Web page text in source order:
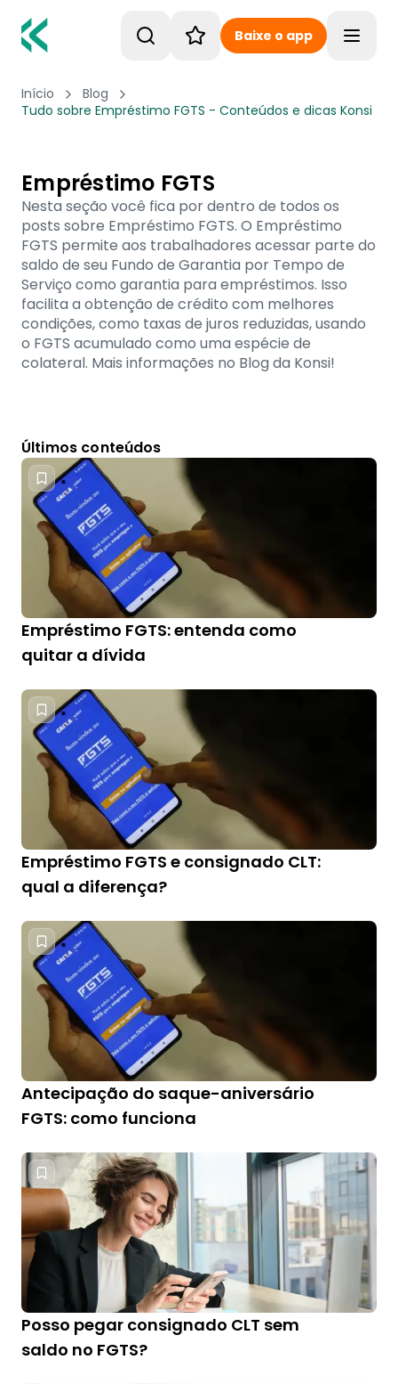
Baixe o app
Início
Blog
Tudo sobre Empréstimo FGTS - Conteúdos e dicas Konsi
Empréstimo FGTS
Nesta seção você fica por dentro de todos os
posts sobre Empréstimo FGTS. O Empréstimo
FGTS permite aos trabalhadores acessar parte do
saldo de seu Fundo de Garantia por Tempo de
Serviço como garantia para empréstimos. Isso
facilita a obtenção de crédito com melhores
condições, como taxas de juros reduzidas, usando
o FGTS acumulado como uma espécie de
colateral. Mais informações no Blog da Konsi!
Últimos conteúdos
Empréstimo FGTS: entenda como
quitar a dívida
Empréstimo FGTS e consignado CLT:
qual a diferença?
Antecipação do saque-aniversário
FGTS: como funciona
Posso pegar consignado CLT sem
saldo no FGTS?